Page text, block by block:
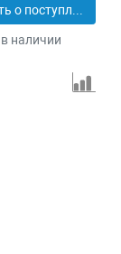
Сообщить о поступлении
наличии